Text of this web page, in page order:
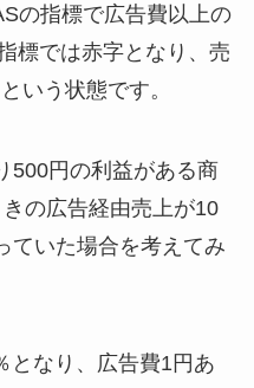
の指標で広告費以上の
標では赤字となり、売
いう状態です。
500円の利益がある商
の広告経由売上が10
ていた場合を考えてみ
となり、広告費1円あ